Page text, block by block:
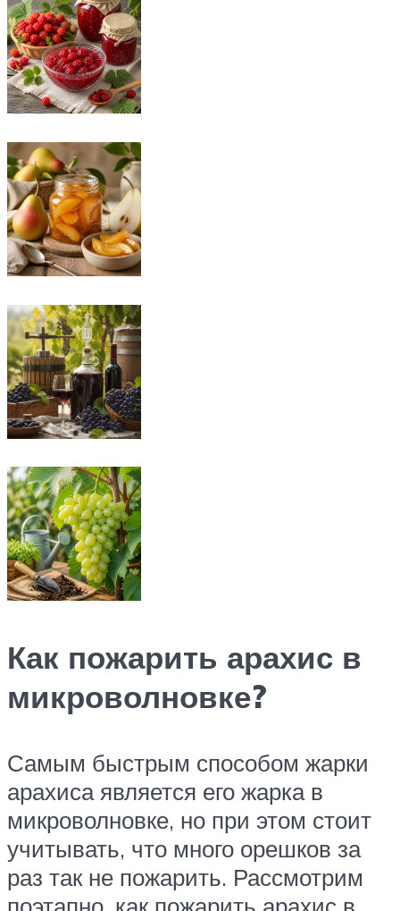
Как пожарить арахис в
микроволновке?
Самым быстрым способом жарки
арахиса является его жарка в
микроволновке, но при этом стоит
учитывать, что много орешков за
раз так не пожарить. Рассмотрим